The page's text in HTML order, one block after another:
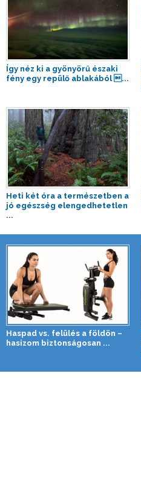
Így néz ki a gyönyörű északi
fény egy repülő ablakából ...
Heti két óra a természetben a
jó egészség elengedhetetlen
...
Haspad vs. felülés a földön –
hasizom biztonságosan ...